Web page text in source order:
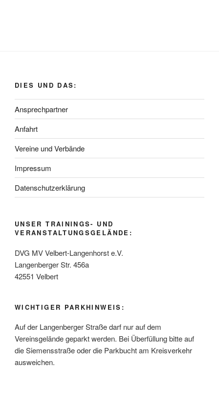
DIES UND DAS:
Ansprechpartner
Anfahrt
Vereine und Verbände
Impressum
Datenschutzerklärung
UNSER TRAININGS- UND
VERANSTALTUNGSGELÄNDE:
DVG MV Velbert-Langenhorst e.V.
Langenberger Str. 456a
42551 Velbert
WICHTIGER PARKHINWEIS:
Auf der Langenberger Straße darf nur auf dem
Vereinsgelände geparkt werden. Bei Überfüllung bitte auf
die Siemensstraße oder die Parkbucht am Kreisverkehr
ausweichen.